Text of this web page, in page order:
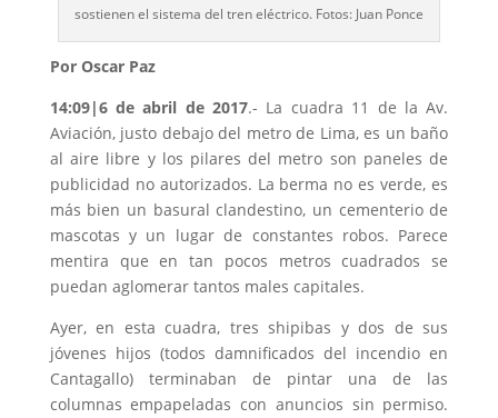
sostienen el sistema del tren eléctrico. Fotos: Juan Ponce
Por Oscar Paz
14:09|6 de abril de 2017.- La cuadra 11 de la Av.
Aviación, justo debajo del metro de Lima, es un baño
al aire libre y los pilares del metro son paneles de
publicidad no autorizados. La berma no es verde, es
más bien un basural clandestino, un cementerio de
mascotas y un lugar de constantes robos. Parece
mentira que en tan pocos metros cuadrados se
puedan aglomerar tantos males capitales.
Ayer, en esta cuadra, tres shipibas y dos de sus
jóvenes hijos (todos damnificados del incendio en
Cantagallo) terminaban de pintar una de las
columnas empapeladas con anuncios sin permiso.